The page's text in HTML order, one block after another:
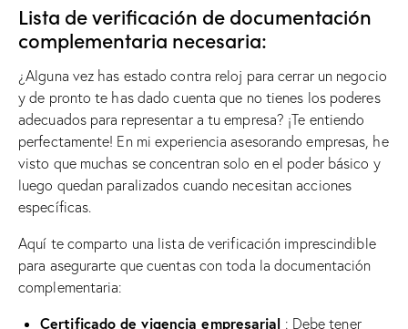
Lista de verificación de documentación
complementaria necesaria:
¿Alguna vez has estado contra reloj para cerrar un negocio
y de pronto te has dado cuenta que no tienes los poderes
adecuados para representar a tu empresa? ¡Te entiendo
perfectamente! En mi experiencia asesorando empresas, he
visto que muchas se concentran solo en el poder básico y
luego quedan paralizados cuando necesitan acciones
específicas.
Aquí te comparto una lista de verificación imprescindible
para asegurarte que cuentas con toda la documentación
complementaria:
Certificado de vigencia empresarial : Debe tener